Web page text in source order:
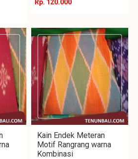
Rp. 120.000
Kain Endek Meteran
Motif Rangrang warna
Kombinasi